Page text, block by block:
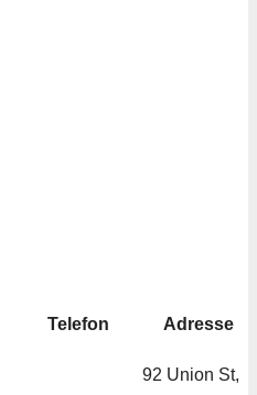
Telefon Adresse
92 Union St,